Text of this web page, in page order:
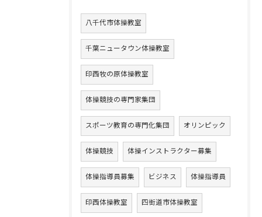
八千代市体操教室
千葉ニュータウン体操教室
印西牧の原体操教室
体操競技の専門家集団
スポーツ教育の専門化集団 オリンピック
体操競技 体操インストラクター募集
体操指導員募集 ビジネス 体操指導員
印西体操教室 四街道市体操教室